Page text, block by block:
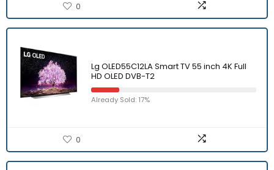
0
Lg OLED55C12LA Smart TV 55 inch 4K Full
HD OLED DVB-T2
Already Sold: 17%
0